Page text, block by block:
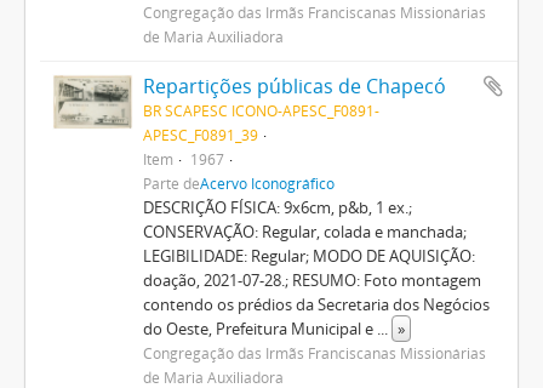
Congregação das Irmãs Franciscanas Missionárias
de Maria Auxiliadora
Repartições públicas de Chapecó
BR SCAPESC ICONO-APESC_F0891-
APESC_F0891_39
Item
1967
Parte deAcervo Iconográfico
DESCRIÇÃO FÍSICA: 9x6cm, p&b, 1 ex.;
CONSERVAÇÃO: Regular, colada e manchada;
LEGIBILIDADE: Regular; MODO DE AQUISIÇÃO:
doação, 2021-07-28.; RESUMO: Foto montagem
contendo os prédios da Secretaria dos Negócios
do Oeste, Prefeitura Municipal e ... »
Congregação das Irmãs Franciscanas Missionárias
de Maria Auxiliadora